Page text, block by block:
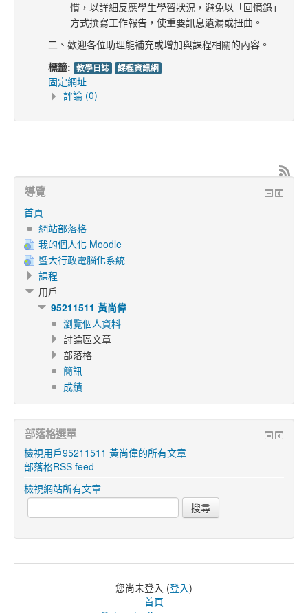
慣，以詳細反應學生學習狀況，避免以「回憶錄」
方式撰寫工作報告，使重要訊息遺漏或扭曲。
二、歡迎各位助理能補充或增加與課程相關的內容。
標籤: 教學日誌 課程資訊網
固定網址
評論 (0)
導覽
首頁
網站部落格
我的個人化 Moodle
暨大行政電腦化系統
課程
用戶
95211511 黃尚偉
瀏覽個人資料
討論區文章
部落格
簡訊
成績
部落格選單
檢視用戶95211511 黃尚偉的所有文章
部落格RSS feed
檢視網站所有文章
您尚未登入 (登入)
首頁